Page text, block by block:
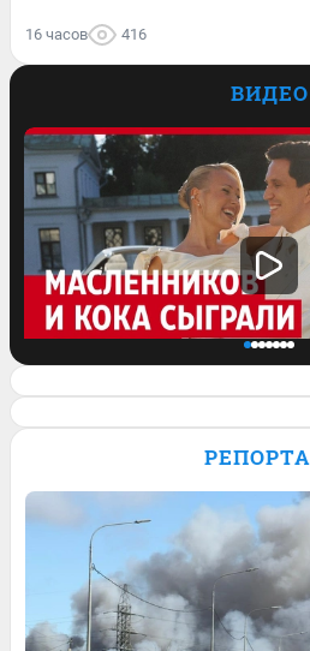
16 часов 416
ВИДЕО
сыграли свадьбу.
Обсудить